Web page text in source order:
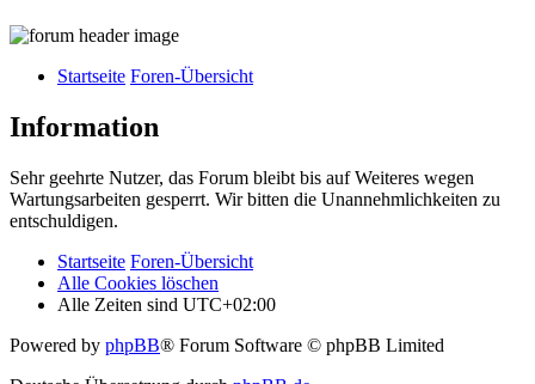
Startseite Foren-Übersicht
Information
Sehr geehrte Nutzer, das Forum bleibt bis auf Weiteres wegen
Wartungsarbeiten gesperrt. Wir bitten die Unannehmlichkeiten zu
entschuldigen.
Startseite Foren-Übersicht
Alle Cookies löschen
Alle Zeiten sind UTC+02:00
Powered by phpBB® Forum Software © phpBB Limited